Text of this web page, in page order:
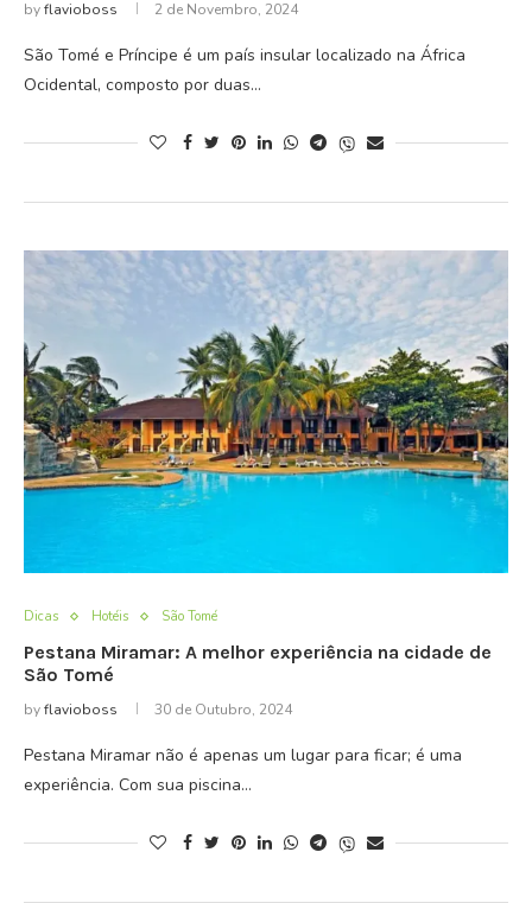
byflavioboss 2 de Novembro, 2024
São Tomé e Príncipe é um país insular localizado na África
Ocidental, composto por duas…
Dicas Hotéis São Tomé
Pestana Miramar: A melhor experiência na cidade de
São Tomé
byflavioboss 30 de Outubro, 2024
Pestana Miramar não é apenas um lugar para ficar; é uma
experiência. Com sua piscina…